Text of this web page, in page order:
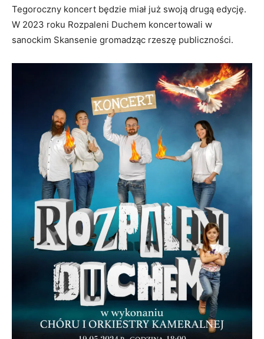
Tegoroczny koncert będzie miał już swoją drugą edycję.
W 2023 roku Rozpaleni Duchem koncertowali w
sanockim Skansenie gromadząc rzeszę publiczności.